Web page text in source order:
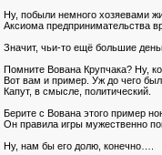
Ну, побыли немного хозяевами
Аксиома предпринимательства
Значит, чьи-то ещё большие
Помните Вована Крупчака? Ну,
Вот вам и пример. Уж до чего
Капут, в смысле, политический.
Берите с Вована этого пример
Он правила игры мужественно
Ну, нам бы его долю, конечно….